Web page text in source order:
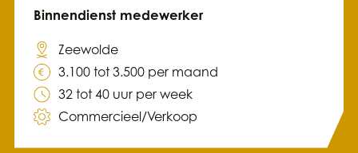
Binnendienst medewerker
Zeewolde
3.100 tot 3.500 per maand
32 tot 40 uur per week
Commercieel/Verkoop